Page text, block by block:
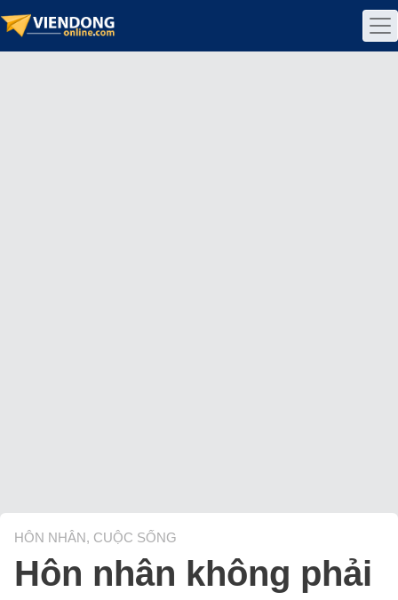
HÔN NHÂN, CUỘC SỐNG
Hôn nhân không phải